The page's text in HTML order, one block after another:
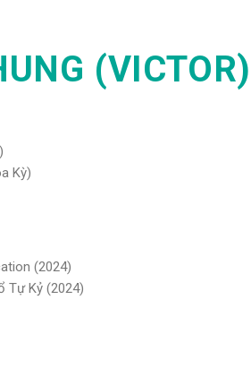
(VICTOR)
Kỳ)
(2024)
Tự Kỷ (2024)